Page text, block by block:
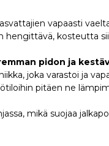
vapaasti
hengittävä, kosteutta
pidon ja
joka varastoi ja
pitäen ne
mikä suojaa